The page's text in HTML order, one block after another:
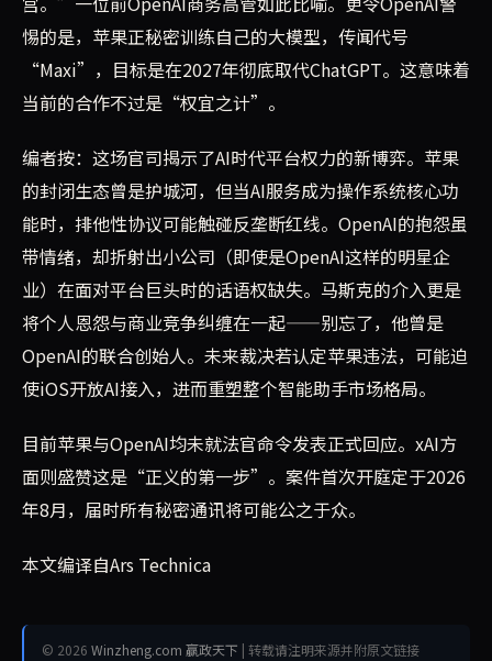
惕的是，苹果正秘密训练自己的大模型，传闻代号
“Maxi”，目标是在2027年彻底取代ChatGPT。这意味着
当前的合作不过是“权宜之计”。
编者按：这场官司揭示了AI时代平台权力的新博弈。苹果
的封闭生态曾是护城河，但当AI服务成为操作系统核心功
能时，排他性协议可能触碰反垄断红线。OpenAI的抱怨虽
带情绪，却折射出小公司（即使是OpenAI这样的明星企
业）在面对平台巨头时的话语权缺失。马斯克的介入更是
将个人恩怨与商业竞争纠缠在一起——别忘了，他曾是
OpenAI的联合创始人。未来裁决若认定苹果违法，可能迫
使iOS开放AI接入，进而重塑整个智能助手市场格局。
目前苹果与OpenAI均未就法官命令发表正式回应。xAI方
面则盛赞这是“正义的第一步”。案件首次开庭定于2026
年8月，届时所有秘密通讯将可能公之于众。
本文编译自Ars Technica
© 2026 Winzheng.com 赢政天下 | 转载请注明来源并附原文链接